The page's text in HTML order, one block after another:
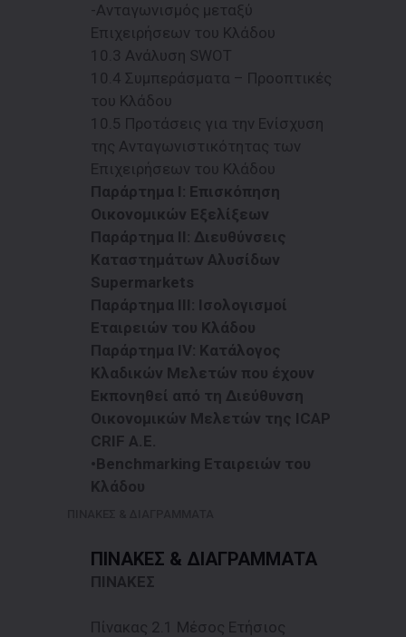
-Ανταγωνισμός μεταξύ
Επιχειρήσεων του Κλάδου
10.3 Ανάλυση SWOT
10.4 Συμπεράσματα – Προοπτικές
του Κλάδου
10.5 Προτάσεις για την Ενίσχυση
της Ανταγωνιστικότητας των
Επιχειρήσεων του Kλάδου
Παράρτημα Ι: Επισκόπηση
Οικονομικών Εξελίξεων
Παράρτημα ΙI: Διευθύνσεις
Καταστημάτων Αλυσίδων
Supermarkets
Παράρτημα ΙΙI: Ισολογισμοί
Εταιρειών του Κλάδου
Παράρτημα ΙV: Κατάλογος
Κλαδικών Μελετών που έχουν
Εκπονηθεί από τη Διεύθυνση
Οικονομικών Μελετών της ICAP
CRIF A.E.
•Benchmarking Εταιρειών του
Κλάδου
ΠΙΝΑΚΕΣ & ΔΙΑΓΡΑΜΜΑΤΑ
ΠΙΝΑΚΕΣ
Πίνακας 2.1 Μέσος Ετήσιος